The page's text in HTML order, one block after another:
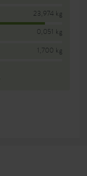
23,974 kg
0,051 kg
1,700 kg